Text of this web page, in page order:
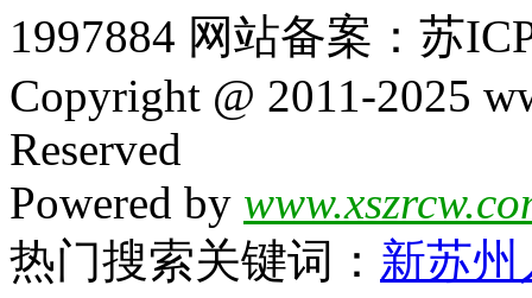
1997884 网站备案：苏
Copyright @ 2011-2025
Reserved
Powered by
热门搜索关键词： 新苏